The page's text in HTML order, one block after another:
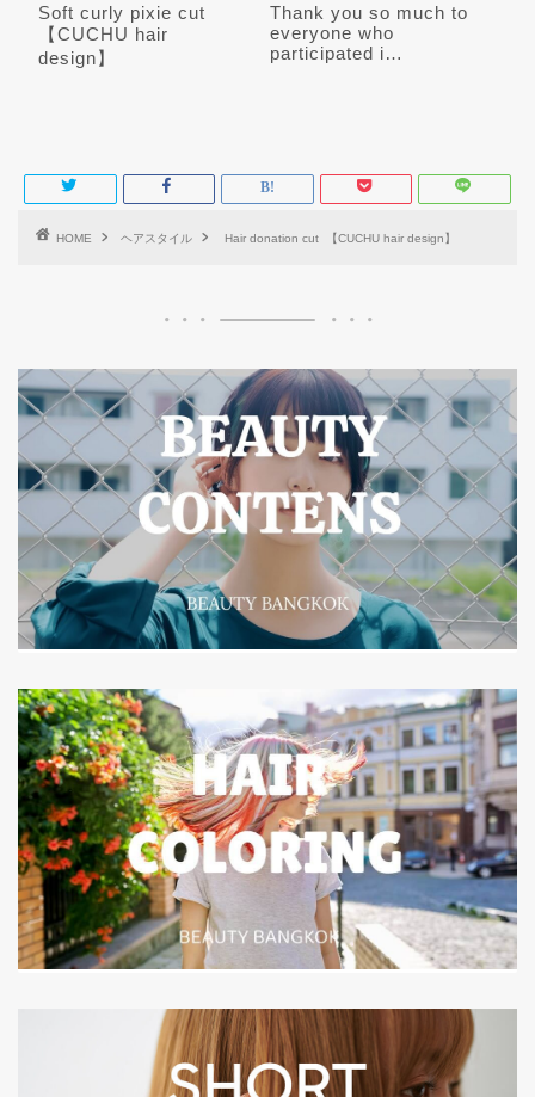
Soft curly pixie cut
【CUCHU hair
design】
Thank you so much to
everyone who
participated i…
HOME ヘアスタイル Hair donation cut ️ 【CUCHU hair design】